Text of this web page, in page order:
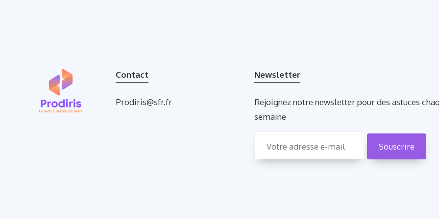
Contact
Prodiris@sfr.fr
Newsletter
Rejoignez notre newsletter pour des astuces
semaine